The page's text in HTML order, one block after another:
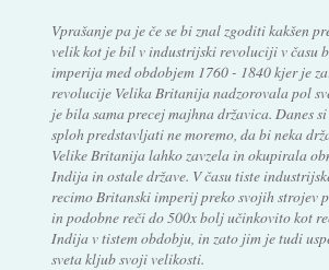
Vprašanje pa je če se bi znal zgoditi kakšen
velik kot je bil v industrijski revoluciji v času
imperija med obdobjem 1760 - 1840 kjer je
revolucije Velika Britanija nadzorovala pol
je bila sama precej majhna državica. Danes
sploh predstavljati ne moremo, da bi neka
Velike Britanija lahko zavzela in okupirala
Indija in ostale države. V času tiste
recimo Britanski imperij preko svojih strojev
in podobne reči do 500x bolj učinkovito kot
Indija v tistem obdobju, in zato jim je tudi
sveta kljub svoji velikosti.